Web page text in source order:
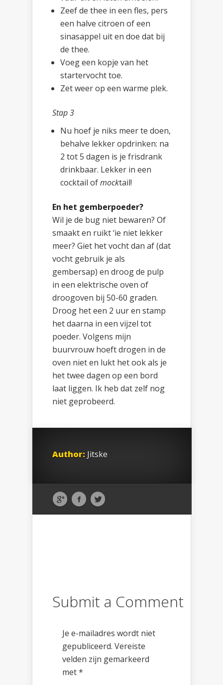
Zeef de thee in een fles, pers
een halve citroen of een
sinasappel uit en doe dat bij
de thee.
Voeg een kopje van het
startervocht toe.
Zet weer op een warme plek.
Stap 3
Nu hoef je niks meer te doen,
behalve lekker opdrinken: na
2 tot 5 dagen is je frisdrank
drinkbaar. Lekker in een
cocktail ofmocktail!
En het gemberpoeder?
Wil je de bug niet bewaren? Of
smaakt en ruikt ‘ie niet lekker
meer? Giet het vocht dan af (dat
vocht gebruik je als
gembersap) en droog de pulp
in een elektrische oven of
droogoven bij 50-60 graden.
Droog het een 2 uur en stamp
het daarna in een vijzel tot
poeder. Volgens mijn
buurvrouw hoeft drogen in de
oven niet en lukt het ook als je
het twee dagen op een bord
laat liggen. Ik heb dat zelf nog
niet geprobeerd.
Author: Jitske
Submit a Comment
Je e-mailadres wordt niet
gepubliceerd. Vereiste
velden zijn gemarkeerd
met*